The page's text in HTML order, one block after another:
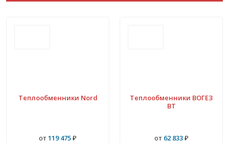
Теплообменники Nord
от119 475₽
Теплообменники ВОГЕЗ
ВТ
от62 833₽